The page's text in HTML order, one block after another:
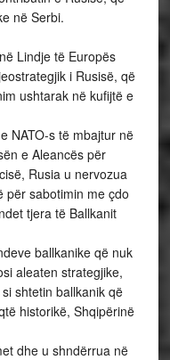
në Serbi.
Lindje të Europës
i Rusisë, që
ushtarak në kufijtë e
NATO-s të mbajtur në
e Aleancës për
Rusia u nervozua
për sabotimin me çdo
tjera të Ballkanit
ballkanike që nuk
aleaten strategjike,
shtetin ballkanik që
historikë, Shqipërinë
dhe u shndërrua në